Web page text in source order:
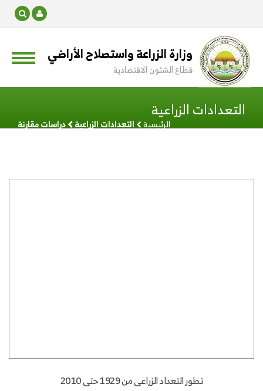
وزارة الزراعة واستصلاح الأراضي
قطاع الشئون الاقتصادية
التعدادات الزراعية
الرئيسية التعدادات الزراعية دراسات مقارنة
تطور التعداد الزراعى من 1929 حتى 2010